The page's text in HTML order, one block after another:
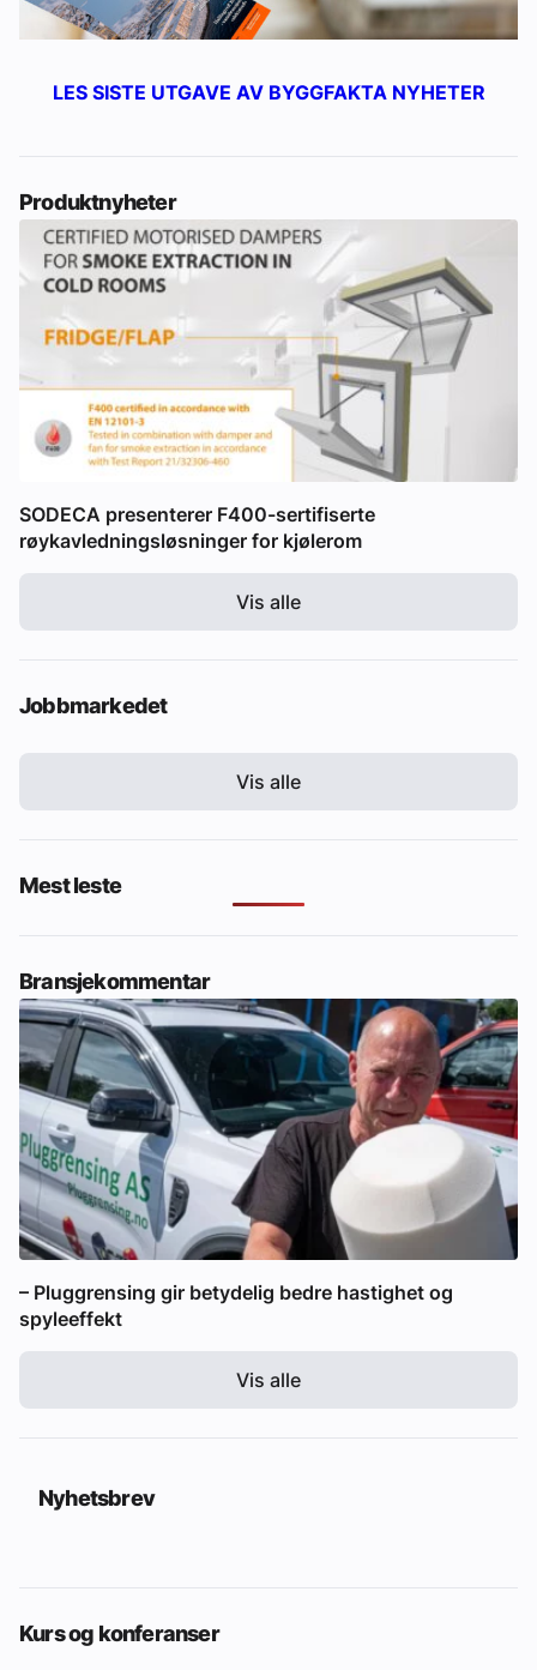
LES SISTE UTGAVE AV BYGGFAKTA NYHETER
Produktnyheter
SODECA presenterer F400-sertifiserte
røykavledningsløsninger for kjølerom
Vis alle
Jobbmarkedet
Vis alle
Mest leste
Bransjekommentar
– Pluggrensing gir betydelig bedre hastighet og
spyleeffekt
Vis alle
Nyhetsbrev
Kurs og konferanser